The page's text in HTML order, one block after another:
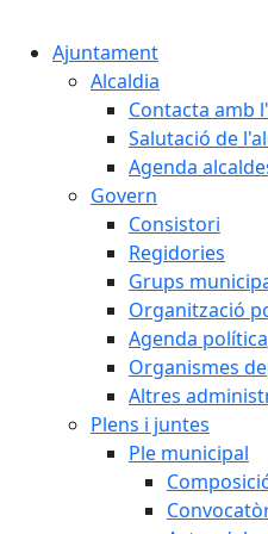
Ajuntament
Alcaldia
Contacta amb
Salutació de
Agenda
Govern
Consistori
Regidories
Grups
Organització
Agenda política
Organismes
Altres
Plens i juntes
Ple municipal